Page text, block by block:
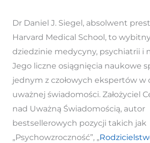
Dr Daniel J. Siegel, absolwent
Harvard Medical School, to
dziedzinie medycyny, psychiatrii i
Jego liczne osiągnięcia naukowe
jednym z czołowych ekspertów w
uważnej świadomości. Założyciel
nad Uważną Świadomością, autor
bestsellerowych pozycji takich jak
„Psychowzroczność”, „